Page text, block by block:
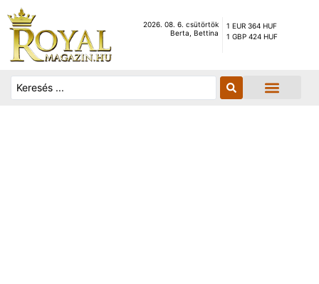
2026. 08. 6. csütörtök
Berta, Bettina
1 EUR 364 HUF
1 GBP 424 HUF